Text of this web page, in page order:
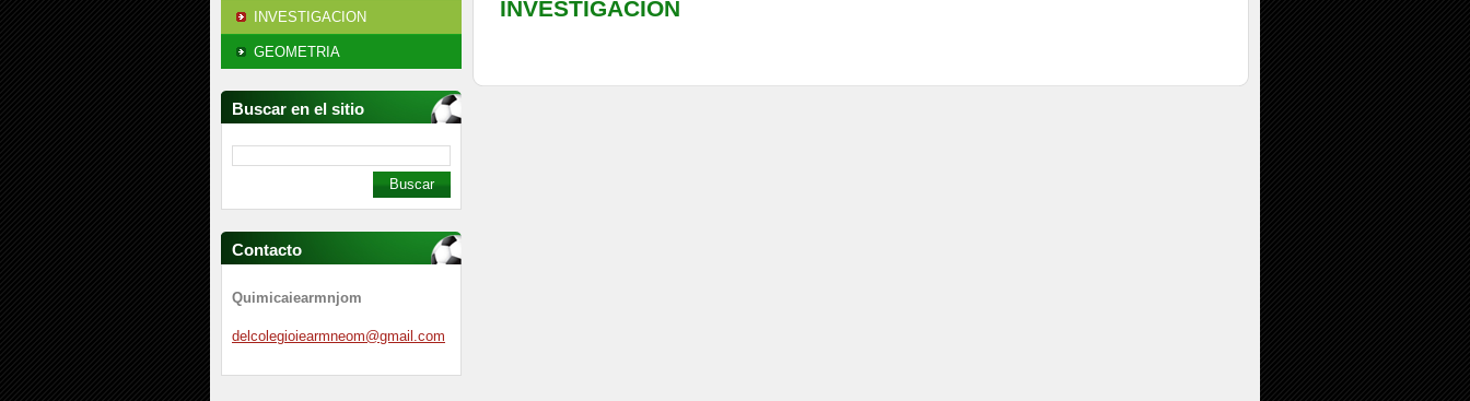
INVESTIGACION
GEOMETRIA
Buscar en el sitio
Contacto
Quimicaiearmnjom
delcolegioiearmneom@gmai l.com
INVESTIGACION